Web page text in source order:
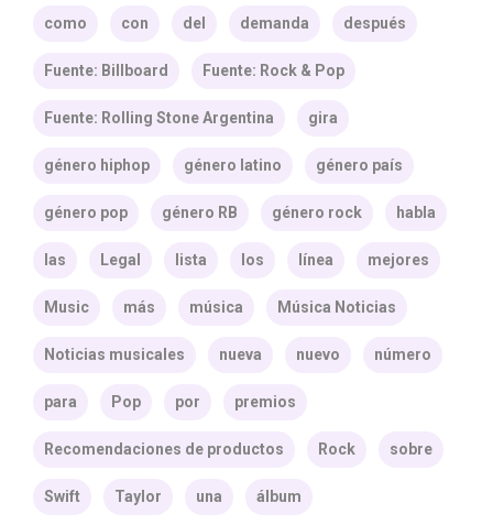
como con del demanda después
Fuente: Billboard Fuente: Rock & Pop
Fuente: Rolling Stone Argentina gira
género hiphop género latino género país
género pop género RB género rock habla
las Legal lista los línea mejores
Music más música Música Noticias
Noticias musicales nueva nuevo número
para Pop por premios
Recomendaciones de productos Rock sobre
Swift Taylor una álbum